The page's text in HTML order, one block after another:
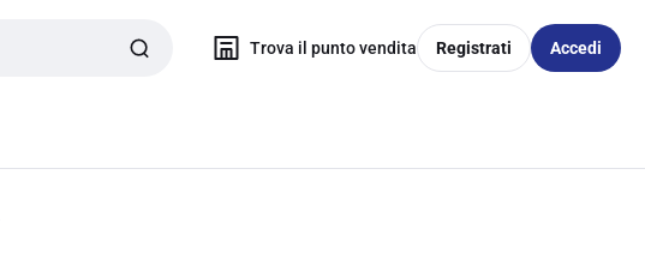
Trova il punto vendita Registrati Accedi